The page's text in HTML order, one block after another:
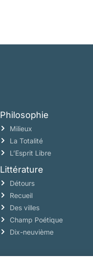
Philosophie
Milieux
La Totalité
L’Esprit Libre
Littérature
Détours
Recueil
Des villes
Champ Poétique
Dix-neuvième